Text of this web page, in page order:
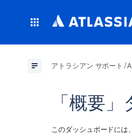
アトラシアン サポート
「概要
このダッシュボードには